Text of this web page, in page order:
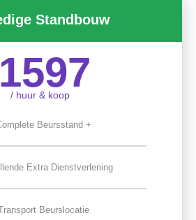
Standbouw
1597
/ huur & koop
Beursstand +
Extra Dienstverlening
Beurslocatie